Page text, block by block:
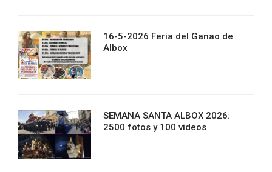
16-5-2026 Feria del Ganao de
Albox
SEMANA SANTA ALBOX 2026:
2500 fotos y 100 videos